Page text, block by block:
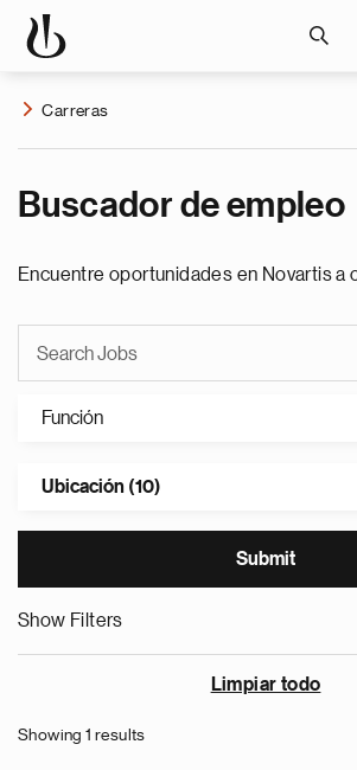
Carreras
Buscador de empleo
Encuentre oportunidades en Novartis a
Función
Ubicación (10)
Show Filters
Limpiar todo
Showing 1 results